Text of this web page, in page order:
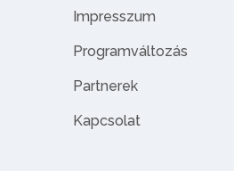
Impresszum
Programváltozás
Partnerek
Kapcsolat